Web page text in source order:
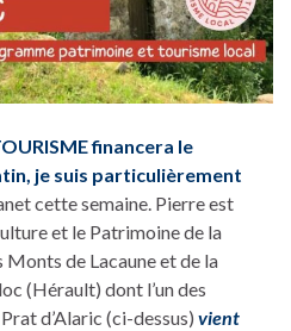
financera le
je suis particulièrement
cette semaine. Pierre est
et le Patrimoine de la
de Lacaune et de la
(Hérault) dont l’un des
d’Alaric (ci-dessus) vient